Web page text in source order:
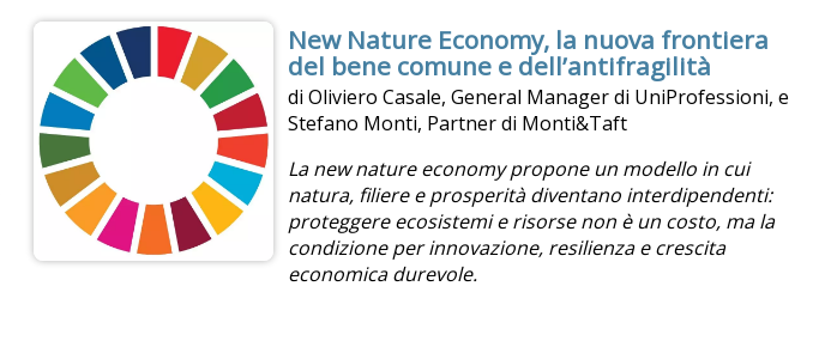
New Nature Economy, la nuova frontiera
del bene comune e dell’antifragilità
di Oliviero Casale, General Manager di UniProfessioni, e
Stefano Monti, Partner di Monti&Taft
La new nature economy propone un modello in cui
natura, filiere e prosperità diventano interdipendenti:
proteggere ecosistemi e risorse non è un costo, ma la
condizione per innovazione, resilienza e crescita
economica durevole.